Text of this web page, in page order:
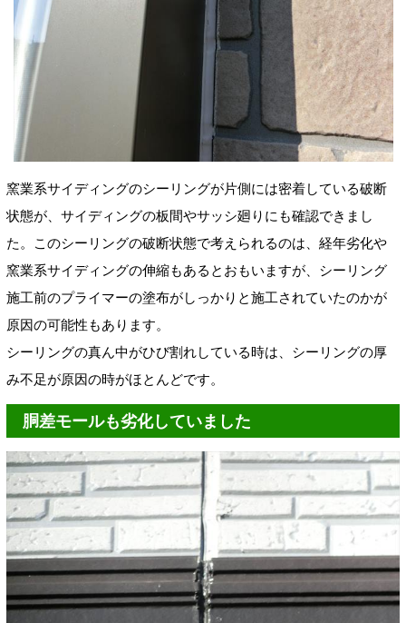
窯業系サイディングのシーリングが片側には密着している破断
状態が、サイディングの板間やサッシ廻りにも確認できまし
た。このシーリングの破断状態で考えられるのは、経年劣化や
窯業系サイディングの伸縮もあるとおもいますが、シーリング
施工前のプライマーの塗布がしっかりと施工されていたのかが
原因の可能性もあります。
シーリングの真ん中がひび割れしている時は、シーリングの厚
み不足が原因の時がほとんどです。
胴差モールも劣化していました